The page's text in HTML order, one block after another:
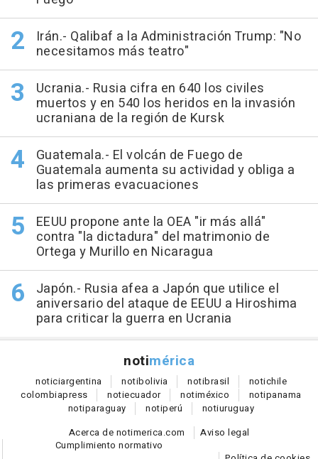
Irán.- Qalibaf a la Administración Trump: "No
necesitamos más teatro"
Ucrania.- Rusia cifra en 640 los civiles
muertos y en 540 los heridos en la invasión
ucraniana de la región de Kursk
Guatemala.- El volcán de Fuego de
Guatemala aumenta su actividad y obliga a
las primeras evacuaciones
EEUU propone ante la OEA "ir más allá"
contra "la dictadura" del matrimonio de
Ortega y Murillo en Nicaragua
Japón.- Rusia afea a Japón que utilice el
aniversario del ataque de EEUU a Hiroshima
para criticar la guerra en Ucrania
notimérica
noticiargentina notibolivia notibrasil notichile
colombiapress notiecuador notiméxico notipanama
notiparaguay notiperú notiuruguay
Acerca de notimerica.com
Aviso legal
Cumplimiento normativo